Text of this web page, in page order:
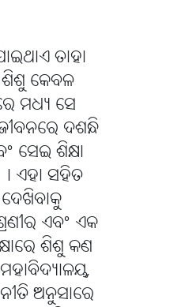
ତାହା
ଶିଶୁ କେବଳ
ମଧ୍ୟ ସେ
ଦଶନ୍ଧି
ସେଇ ଶିକ୍ଷା
ଏହା ସହିତ
ଏବଂ ଏକ
ଶିଶୁ କଣ
ଅନୁସାରେ